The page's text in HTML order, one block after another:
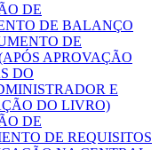
DE
DE BALANÇO
DE
APROVAÇÃO
DO
E
DO LIVRO)
DE
DE REQUISITOS